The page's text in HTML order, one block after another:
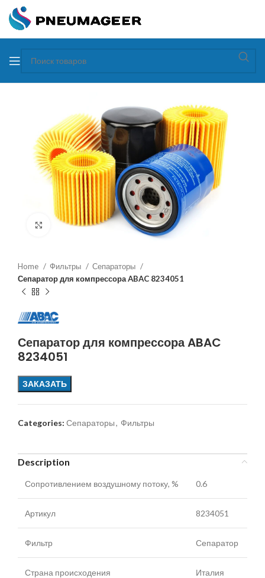
Увеличить
Home Фильтры
Сепараторы
Сепаратор для компрессора ABAC 8234051
Сепаратор для компрессора ABAC
8234051
ЗАКАЗАТЬ
Categories: Сепараторы, Фильтры
Description
Сопротивлением воздушному потоку, % 0.6
Артикул 8234051
Фильтр Сепаратор
Страна происходения Италия